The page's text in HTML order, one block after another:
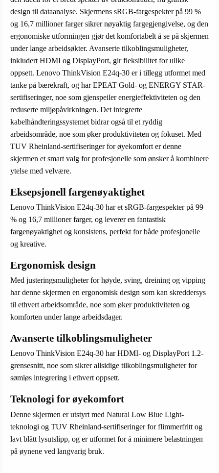
design til dataanalyse. Skjermens sRGB-fargespekter på 99 %
og 16,7 millioner farger sikrer nøyaktig fargegjengivelse, og den
ergonomiske utformingen gjør det komfortabelt å se på skjermen
under lange arbeidsøkter. Avanserte tilkoblingsmuligheter,
inkludert HDMI og DisplayPort, gir fleksibilitet for ulike
oppsett. Lenovo ThinkVision E24q-30 er i tillegg utformet med
tanke på bærekraft, og har EPEAT Gold- og ENERGY STAR-
sertifiseringer, noe som gjenspeiler energieffektiviteten og den
reduserte miljøpåvirkningen. Det integrerte
kabelhåndteringssystemet bidrar også til et ryddig
arbeidsområde, noe som øker produktiviteten og fokuset. Med
TUV Rheinland-sertifiseringer for øyekomfort er denne
skjermen et smart valg for profesjonelle som ønsker å kombinere
ytelse med velvære.
Eksepsjonell fargenøyaktighet
Lenovo ThinkVision E24q-30 har et sRGB-fargespekter på 99
% og 16,7 millioner farger, og leverer en fantastisk
fargenøyaktighet og konsistens, perfekt for både profesjonelle
og kreative.
Ergonomisk design
Med justeringsmuligheter for høyde, sving, dreining og vipping
har denne skjermen en ergonomisk design som kan skreddersys
til ethvert arbeidsområde, noe som øker produktiviteten og
komforten under lange arbeidsdager.
Avanserte tilkoblingsmuligheter
Lenovo ThinkVision E24q-30 har HDMI- og DisplayPort 1.2-
grensesnitt, noe som sikrer allsidige tilkoblingsmuligheter for
sømløs integrering i ethvert oppsett.
Teknologi for øyekomfort
Denne skjermen er utstyrt med Natural Low Blue Light-
teknologi og TUV Rheinland-sertifiseringer for flimmerfritt og
lavt blått lysutslipp, og er utformet for å minimere belastningen
på øynene ved langvarig bruk.